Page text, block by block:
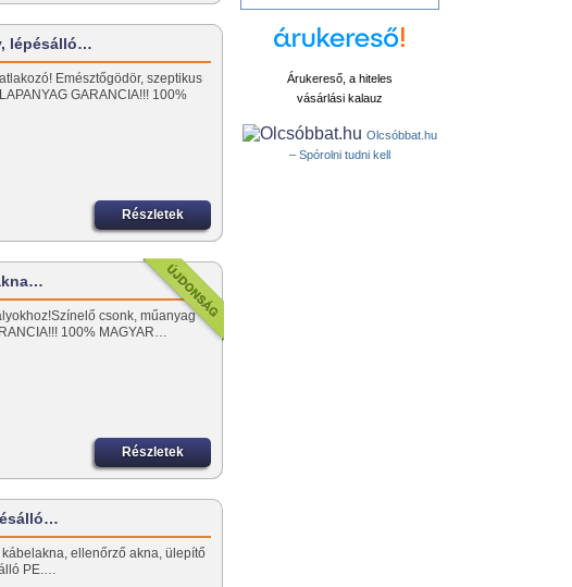
lépésálló…
Emésztőgödör, szeptikus
GARANCIA!!! 100%
Részletek
csonk, műanyag
100% MAGYAR…
Részletek
ellenőrző akna, ülepítő
PE.…
Árukereső, a hiteles
vásárlási kalauz
Olcsóbbat.hu
– Spórolni tudni kell